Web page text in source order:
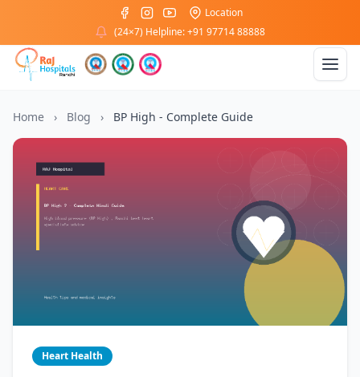
Location
(24×7) Helpline: +91 97714 88888
Home › Blog › BP High - Complete Guide
Heart Health